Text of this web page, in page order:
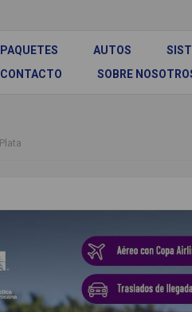
PAQUETES AUTOS
CONTACTO
SOBRE